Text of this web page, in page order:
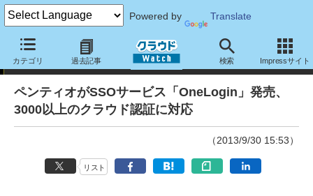
Powered by Translate
カテゴリ 過去記事 検索 Impressサイト
ニュース
ペンティオがSSOサービス「OneLogin」発売、
3000以上のクラウド認証に対応
（2013/9/30 15:53）
リスト